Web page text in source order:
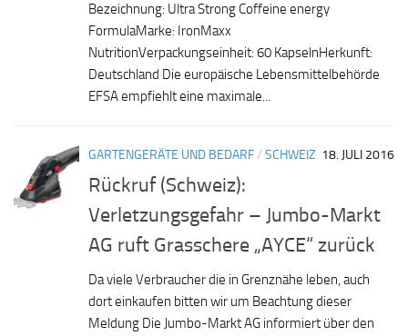
Bezeichnung: Ultra Strong Coffeine energy
FormulaMarke: IronMaxx
NutritionVerpackungseinheit: 60 KapselnHerkunft:
Deutschland Die europäische Lebensmittelbehörde
EFSA empfiehlt eine maximale...
GARTENGERÄTE UND BEDARF/ SCHWEIZ 18. JULI 2016
Rückruf (Schweiz):
Verletzungsgefahr – Jumbo-Markt
AG ruft Grasschere „AYCE“ zurück
Da viele Verbraucher die in Grenznähe leben, auch
dort einkaufen bitten wir um Beachtung dieser
Meldung Die Jumbo-Markt AG informiert über den